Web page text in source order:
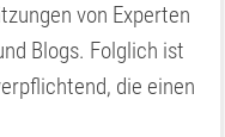
von Experten
Blogs. Folglich ist
die einen